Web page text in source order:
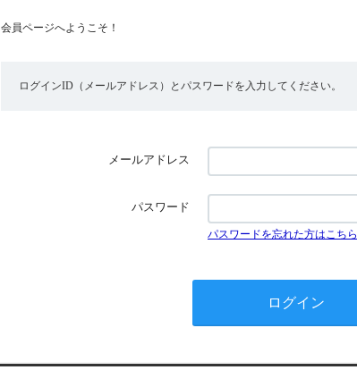
会員ページへようこそ！
ログインID（メールアドレス）とパスワードを入力してください。
メールアドレス
パスワード
パスワードを忘れた方はこちら